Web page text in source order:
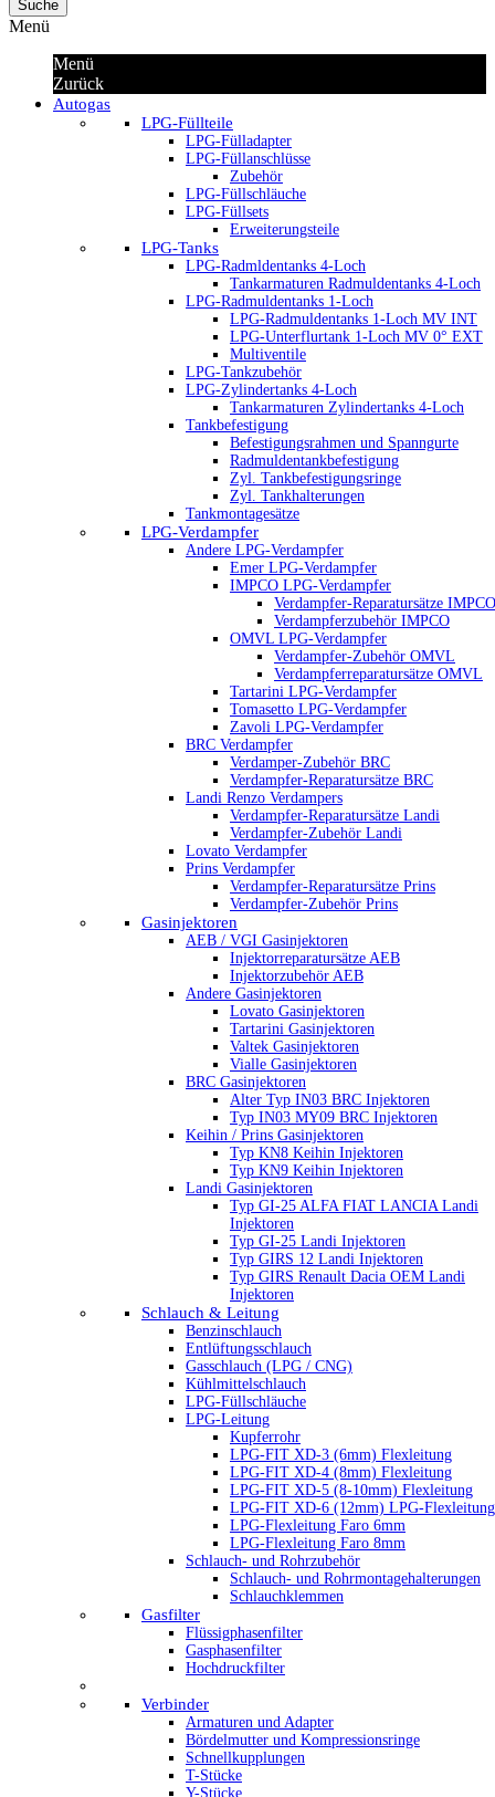
Suche
Menü
Menü
Zurück
Autogas
LPG-Füllteile
LPG-Fülladapter
LPG-Füllanschlüsse
Zubehör
LPG-Füllschläuche
LPG-Füllsets
Erweiterungsteile
LPG-Tanks
LPG-Radmldentanks 4-Loch
Tankarmaturen Radmuldentanks 4-Loch
LPG-Radmuldentanks 1-Loch
LPG-Radmuldentanks 1-Loch MV INT
LPG-Unterflurtank 1-Loch MV 0° EXT
Multiventile
LPG-Tankzubehör
LPG-Zylindertanks 4-Loch
Tankarmaturen Zylindertanks 4-Loch
Tankbefestigung
Befestigungsrahmen und Spanngurte
Radmuldentankbefestigung
Zyl. Tankbefestigungsringe
Zyl. Tankhalterungen
Tankmontagesätze
LPG-Verdampfer
Andere LPG-Verdampfer
Emer LPG-Verdampfer
IMPCO LPG-Verdampfer
Verdampfer-Reparatursätze IMPCO
Verdampferzubehör IMPCO
OMVL LPG-Verdampfer
Verdampfer-Zubehör OMVL
Verdampferreparatursätze OMVL
Tartarini LPG-Verdampfer
Tomasetto LPG-Verdampfer
Zavoli LPG-Verdampfer
BRC Verdampfer
Verdamper-Zubehör BRC
Verdampfer-Reparatursätze BRC
Landi Renzo Verdampers
Verdampfer-Reparatursätze Landi
Verdampfer-Zubehör Landi
Lovato Verdampfer
Prins Verdampfer
Verdampfer-Reparatursätze Prins
Verdampfer-Zubehör Prins
Gasinjektoren
AEB / VGI Gasinjektoren
Injektorreparatursätze AEB
Injektorzubehör AEB
Andere Gasinjektoren
Lovato Gasinjektoren
Tartarini Gasinjektoren
Valtek Gasinjektoren
Vialle Gasinjektoren
BRC Gasinjektoren
Alter Typ IN03 BRC Injektoren
Typ IN03 MY09 BRC Injektoren
Keihin / Prins Gasinjektoren
Typ KN8 Keihin Injektoren
Typ KN9 Keihin Injektoren
Landi Gasinjektoren
Typ GI-25 ALFA FIAT LANCIA Landi
Injektoren
Typ GI-25 Landi Injektoren
Typ GIRS 12 Landi Injektoren
Typ GIRS Renault Dacia OEM Landi
Injektoren
Schlauch & Leitung
Benzinschlauch
Entlüftungsschlauch
Gasschlauch (LPG / CNG)
Kühlmittelschlauch
LPG-Füllschläuche
LPG-Leitung
Kupferrohr
LPG-FIT XD-3 (6mm) Flexleitung
LPG-FIT XD-4 (8mm) Flexleitung
LPG-FIT XD-5 (8-10mm) Flexleitung
LPG-FIT XD-6 (12mm) LPG-Flexleitung
LPG-Flexleitung Faro 6mm
LPG-Flexleitung Faro 8mm
Schlauch- und Rohrzubehör
Schlauch- und Rohrmontagehalterungen
Schlauchklemmen
Gasfilter
Flüssigphasenfilter
Gasphasenfilter
Hochdruckfilter
Verbinder
Armaturen und Adapter
Bördelmutter und Kompressionsringe
Schnellkupplungen
T-Stücke
Y-Stücke